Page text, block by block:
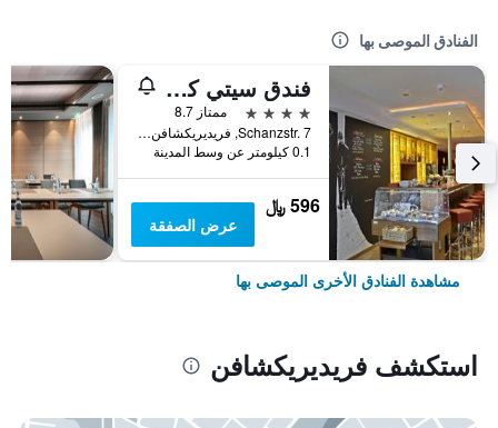
الفنادق الموصى بها
فندق سيتي كرونة
4 نجوم
ممتاز 8.7
Schanzstr. 7, فريديريكشافن, بادن - فورتمبيرغ, ألمانيا
0.1 كيلومتر عن وسط المدينة
596 ﷼
عرض الصفقة
مشاهدة الفنادق الأخرى الموصى بها
استكشف فريديريكشافن